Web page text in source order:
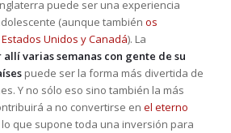
puede ser una experiencia
(aunque también os
Unidos y Canadá). La
allí varias semanas con gente de su
puede ser la forma más divertida de
Y no sólo eso sino también la más
a no convertirse en el eterno
lo que supone toda una inversión para